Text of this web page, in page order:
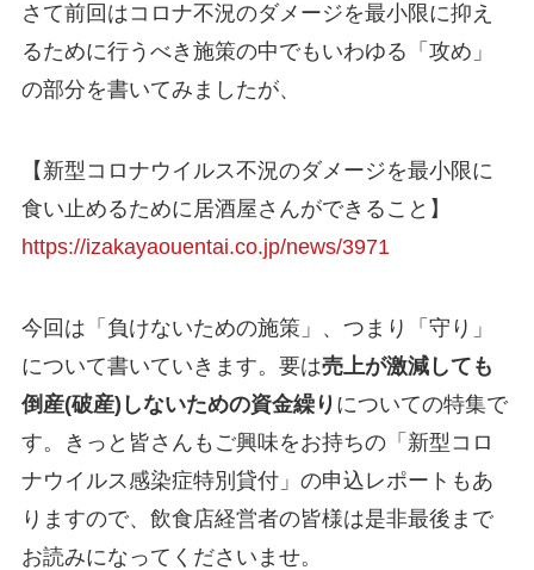
さて前回はコロナ不況のダメージを最小限に抑え
るために行うべき施策の中でもいわゆる「攻め」
の部分を書いてみましたが、
【新型コロナウイルス不況のダメージを最小限に
食い止めるために居酒屋さんができること】
https://izakayaouentai.co.jp/news/3971
今回は「負けないための施策」、つまり「守り」
について書いていきます。要は売上が激減しても
倒産(破産)しないための資金繰り についての特集で
す。きっと皆さんもご興味をお持ちの「新型コロ
ナウイルス感染症特別貸付」の申込レポートもあ
りますので、飲食店経営者の皆様は是非最後まで
お読みになってくださいませ。